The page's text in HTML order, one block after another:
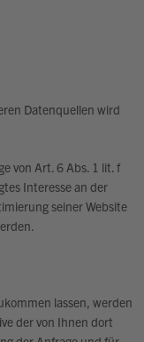
Datenquellen wird
von Art. 6 Abs. 1 lit. f
Interesse an der
seiner Website
lassen, werden
der von Ihnen dort